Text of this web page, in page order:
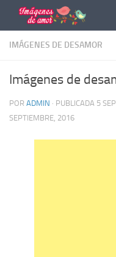
Saltar al contenido
IMÁGENES DE DESAMOR
Imágenes de
POR ADMIN · PUBLICADA 5
SEPTIEMBRE, 2016